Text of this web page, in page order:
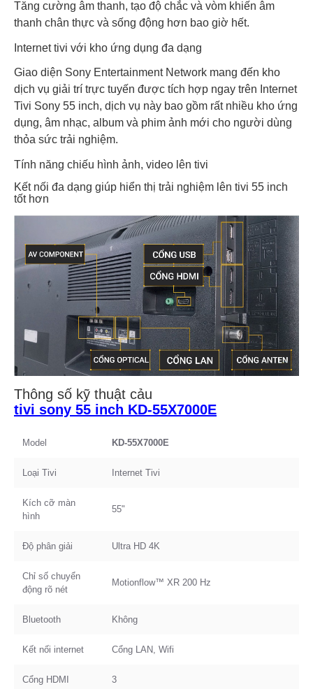
Tăng cường âm thanh, tạo độ chắc và vòm khiến âm
thanh chân thực và sống động hơn bao giờ hết.
Internet tivi với kho ứng dụng đa dạng
Giao diện Sony Entertainment Network mang đến kho
dịch vụ giải trí trực tuyến được tích hợp ngay trên Internet
Tivi Sony 55 inch, dịch vụ này bao gồm rất nhiều kho ứng
dụng, âm nhạc, album và phim ảnh mới cho người dùng
thỏa sức trải nghiệm.
Tính năng chiếu hình ảnh, video lên tivi
Kết nối đa dạng giúp hiển thị trải nghiệm lên tivi 55 inch
tốt hơn
Thông số kỹ thuật cảu
tivi sony 55 inch KD-55X7000E
Model KD-55X7000E
Loại Tivi Internet Tivi
Kích cỡ màn
hình
55"
Độ phân giải Ultra HD 4K
Chỉ số chuyển
động rõ nét
Motionflow™ XR 200 Hz
Bluetooth Không
Kết nối internet Cổng LAN, Wifi
Cổng HDMI 3